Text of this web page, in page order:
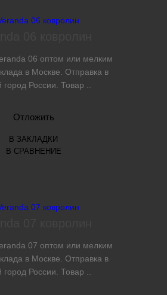
06 оптом или мелким
в Москве. Отправка в
России. Товар ..
Отложить
В ЗАКЛАДКИ
В СРАВНЕНИЕ
07 оптом или мелким
в Москве. Отправка в
России. Товар ..